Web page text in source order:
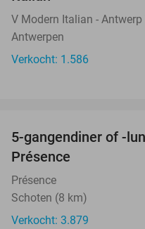
V Modern Italian - Antwerp
Antwerpen
Verkocht: 1.586
5-gangendiner of -
Présence
Présence
Schoten (8 km)
Verkocht: 3.879